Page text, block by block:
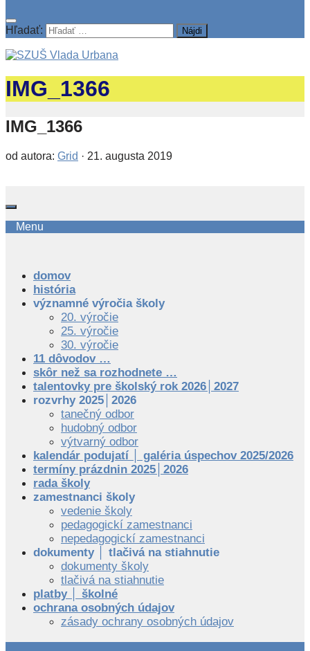
Hľadať:
IMG_1366
IMG_1366
od autora: Grid · 21. augusta 2019
Menu
domov
história
významné výročia školy
20. výročie
25. výročie
30. výročie
11 dôvodov …
skôr než sa rozhodnete …
talentovky pre školský rok 2026│2027
rozvrhy 2025│2026
tanečný odbor
hudobný odbor
výtvarný odbor
kalendár podujatí │ galéria úspechov 2025/2026
termíny prázdnin 2025│2026
rada školy
zamestnanci školy
vedenie školy
pedagogickí zamestnanci
nepedagogickí zamestnanci
dokumenty │ tlačivá na stiahnutie
dokumenty školy
tlačivá na stiahnutie
platby │ školné
ochrana osobných údajov
zásady ochrany osobných údajov